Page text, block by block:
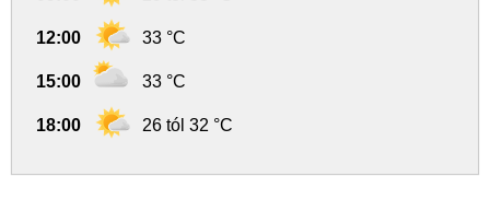
12:00 33 °C
15:00 33 °C
18:00 26 tól 32 °C